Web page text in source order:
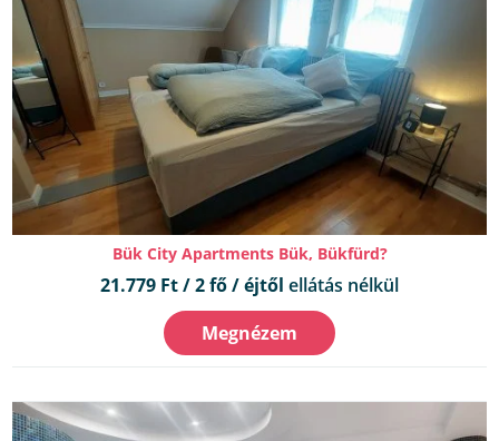
Bük City Apartments Bük, Bükfürd?
21.779 Ft / 2 fő / éjtől ellátás nélkül
Megnézem